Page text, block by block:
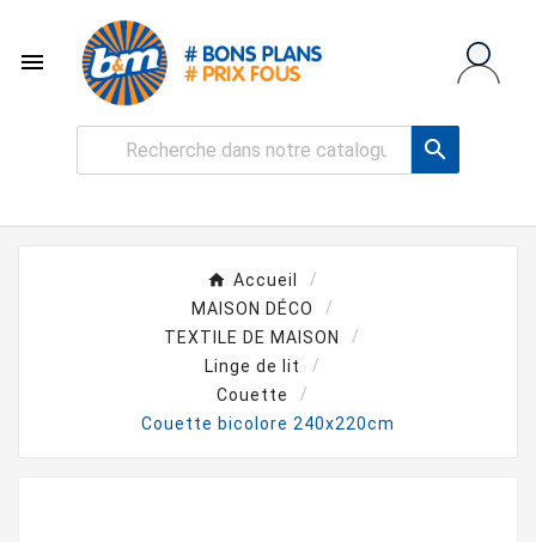


Accueil
MAISON DÉCO
TEXTILE DE MAISON
Linge de lit
Couette
Couette bicolore 240x220cm